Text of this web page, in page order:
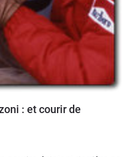
: et courir de